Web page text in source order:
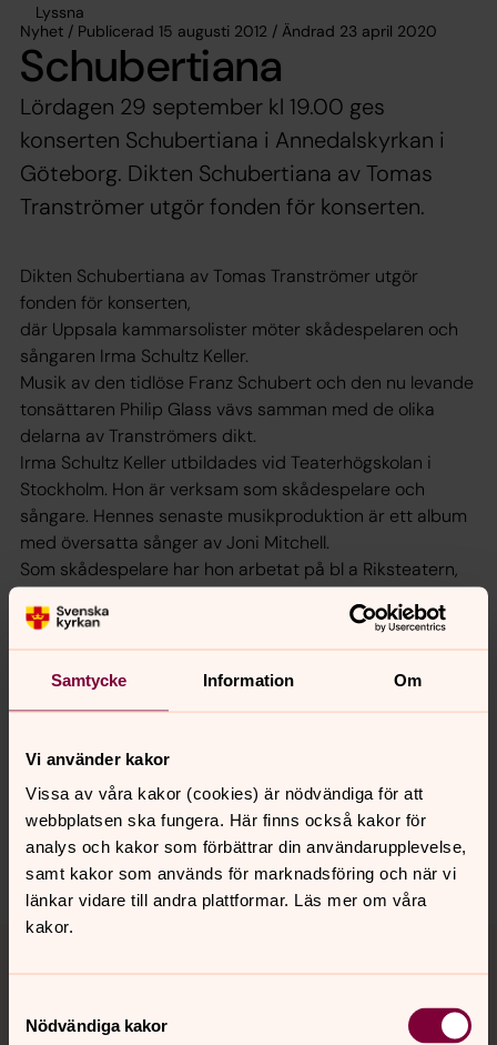
Samtycke Information Om
Vi använder kakor
Vissa av våra kakor (cookies) är nödvändiga för att
webbplatsen ska fungera. Här finns också kakor för
analys och kakor som förbättrar din användarupplevelse,
samt kakor som används för marknadsföring och när vi
länkar vidare till andra plattformar. Läs mer om våra
kakor.
Nödvändiga kakor
Lyssna
Nyhet / Publicerad 15 augusti 2012 / Ändrad 23 april 2020
Schubertiana
Lördagen 29 september kl 19.00 ges
konserten Schubertiana i Annedalskyrkan i
Göteborg. Dikten Schubertiana av Tomas
Tranströmer utgör fonden för konserten.
Dikten Schubertiana av Tomas Tranströmer utgör
fonden för konserten,
där Uppsala kammarsolister möter skådespelaren och
sångaren Irma Schultz Keller.
Musik av den tidlöse Franz Schubert och den nu levande
tonsättaren Philip Glass vävs samman med de olika
delarna av Tranströmers dikt.
Irma Schultz Keller utbildades vid Teaterhögskolan i
Stockholm. Hon är verksam som skådespelare och
sångare. Hennes senaste musikproduktion är ett album
med översatta sånger av Joni Mitchell.
Som skådespelare har hon arbetat på bl a Riksteatern,
Dramaten och Malmö Dramatiska Teater.
Uppsala Kammarsolister är en av Sveriges främsta
romantisk och senare musik. Ensemblen turnerar ofta
såväl i Sverige som utomlands och anlitas regelbundet
Dela
Tillbaka till toppen
Tillbaka till innehållet